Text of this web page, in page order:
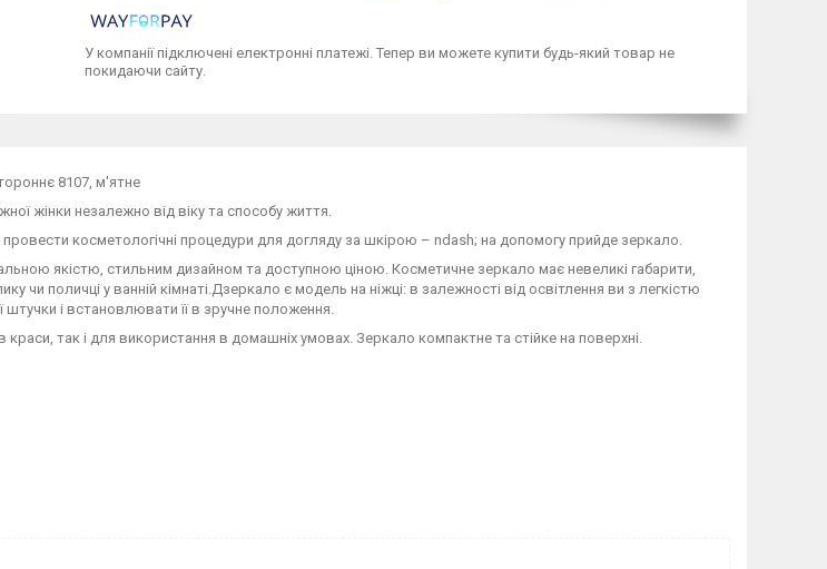
У компанії підключені електронні платежі. Тепер ви можете купити будь-який товар не
покидаючи сайту.
8107, м'ятне
жінки незалежно від віку та способу життя.
косметологічні процедури для догляду за шкірою – ndash; на допомогу прийде зеркало.
якістю, стильним дизайном та доступною ціною. Косметичне зеркало має невеликі габарити,
чи поличці у ванній кімнаті.Дзеркало є модель на ніжці: в залежності від освітлення ви з легкістю
штучки і встановлювати її в зручне положення.
краси, так і для використання в домашніх умовах. Зеркало компактне та стійке на поверхні.